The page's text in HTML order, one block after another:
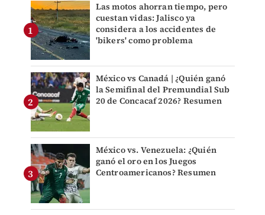
Las motos ahorran tiempo, pero
cuestan vidas: Jalisco ya
considera a los accidentes de
'bikers' como problema
México vs Canadá | ¿Quién ganó
la Semifinal del Premundial Sub
20 de Concacaf 2026? Resumen
México vs. Venezuela: ¿Quién
ganó el oro en los Juegos
Centroamericanos? Resumen